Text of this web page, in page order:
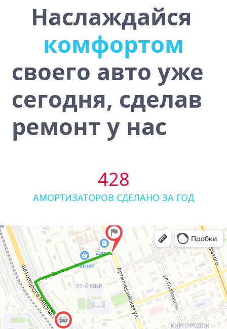
Наслаждайся
сточивостью
своего авто уже
сегодня, сделав
ремонт у нас
428
АМОРТИЗАТОРОВ СДЕЛАНО ЗА ГОД